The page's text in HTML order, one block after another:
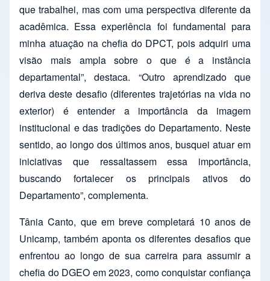
que trabalhei, mas com uma perspectiva diferente da
acadêmica. Essa experiência foi fundamental para
minha atuação na chefia do DPCT, pois adquiri uma
visão mais ampla sobre o que é a instância
departamental”, destaca. “Outro aprendizado que
deriva deste desafio (diferentes trajetórias na vida no
exterior) é entender a importância da imagem
institucional e das tradições do Departamento. Neste
sentido, ao longo dos últimos anos, busquei atuar em
iniciativas que ressaltassem essa importância,
buscando fortalecer os principais ativos do
Departamento”, complementa.
Tânia Canto, que em breve completará 10 anos de
Unicamp, também aponta os diferentes desafios que
enfrentou ao longo de sua carreira para assumir a
chefia do DGEO em 2023, como conquistar confiança